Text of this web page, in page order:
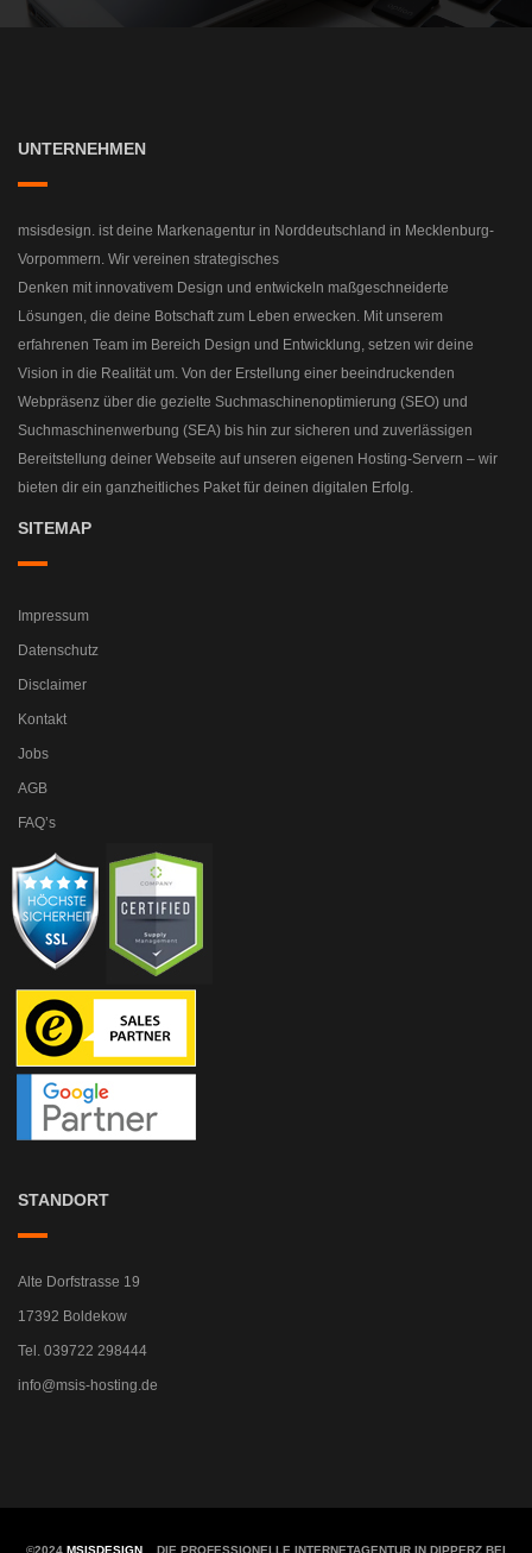
UNTERNEHMEN
msisdesign. ist deine Markenagentur in Norddeutschland in Mecklenburg-
Vorpommern. Wir vereinen strategisches
Denken mit innovativem Design und entwickeln maßgeschneiderte
Lösungen, die deine Botschaft zum Leben erwecken. Mit unserem
erfahrenen Team im Bereich Design und Entwicklung, setzen wir deine
Vision in die Realität um. Von der Erstellung einer beeindruckenden
Webpräsenz über die gezielte Suchmaschinenoptimierung (SEO) und
Suchmaschinenwerbung (SEA) bis hin zur sicheren und zuverlässigen
Bereitstellung deiner Webseite auf unseren eigenen Hosting-Servern – wir
bieten dir ein ganzheitliches Paket für deinen digitalen Erfolg.
SITEMAP
Impressum
Datenschutz
Disclaimer
Kontakt
Jobs
AGB
FAQ’s
STANDORT
Alte Dorfstrasse 19
17392 Boldekow
Tel. 039722 298444
info@msis-hosting.de